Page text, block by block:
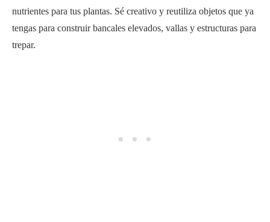
nutrientes para tus plantas. Sé creativo y reutiliza objetos que ya
tengas para construir bancales elevados, vallas y estructuras para
trepar.